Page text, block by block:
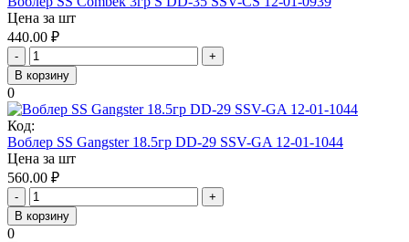
Цена за шт
440.00 ₽
-
+
В корзину
0
Код:
Воблер SS Gangster 18.5гр DD-29 SSV-GA 12-01-1044
Цена за шт
560.00 ₽
-
+
В корзину
0